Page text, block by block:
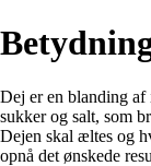
Dej er en blanding af
sukker og salt, som
Dejen skal æltes og
opnå det ønskede